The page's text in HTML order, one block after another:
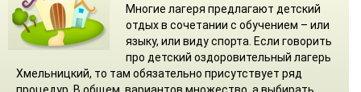
Многие лагеря предлагают детский
отдых в сочетании с обучением – или
языку, или виду спорта. Если говорить
про детский оздоровительный лагерь
Хмельницкий, то там обязательно присутствует ряд
процедур. В общем, вариантов множество, а выбирать